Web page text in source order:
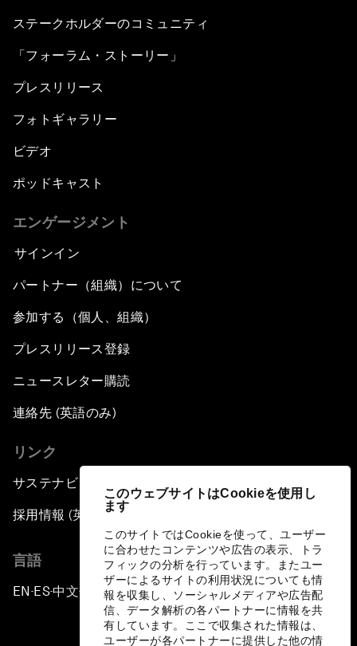
このウェブサイトはCookieを使用し
ます
このサイトではCookieを使って、ユーザー
に合わせたコンテンツや広告の表示、トラ
フィックの分析を行っています。またユー
ザーによるサイトの利用状況についても情
報を収集し、ソーシャルメディアや広告配
信、データ解析の各パートナーに情報を共
有しています。ここで収集された情報は、
ユーザーが各パートナーに提供した他の情
ステークホルダーのコミュニティ
「フォーラム・ストーリー」
プレスリリース
フォトギャラリー
ビデオ
ポッドキャスト
エンゲージメント
サインイン
パートナー（組織）について
参加する（個人、組織）
プレスリリース登録
ニュースレター購読
連絡先 (英語のみ)
リンク
サステナビリティへの取り組み
採用情報 (英語のみ)
言語
EN ▪ES▪中文▪ 日本語